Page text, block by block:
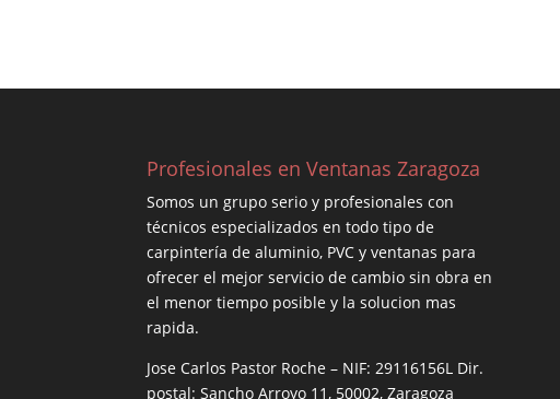
Profesionales en Ventanas Zaragoza
Somos un grupo serio y profesionales con
técnicos especializados en todo tipo de
carpintería de aluminio, PVC y ventanas para
ofrecer el mejor servicio de cambio sin obra en
el menor tiempo posible y la solucion mas
rapida.
Jose Carlos Pastor Roche – NIF: 29116156L Dir.
postal: Sancho Arroyo 11, 50002, Zaragoza